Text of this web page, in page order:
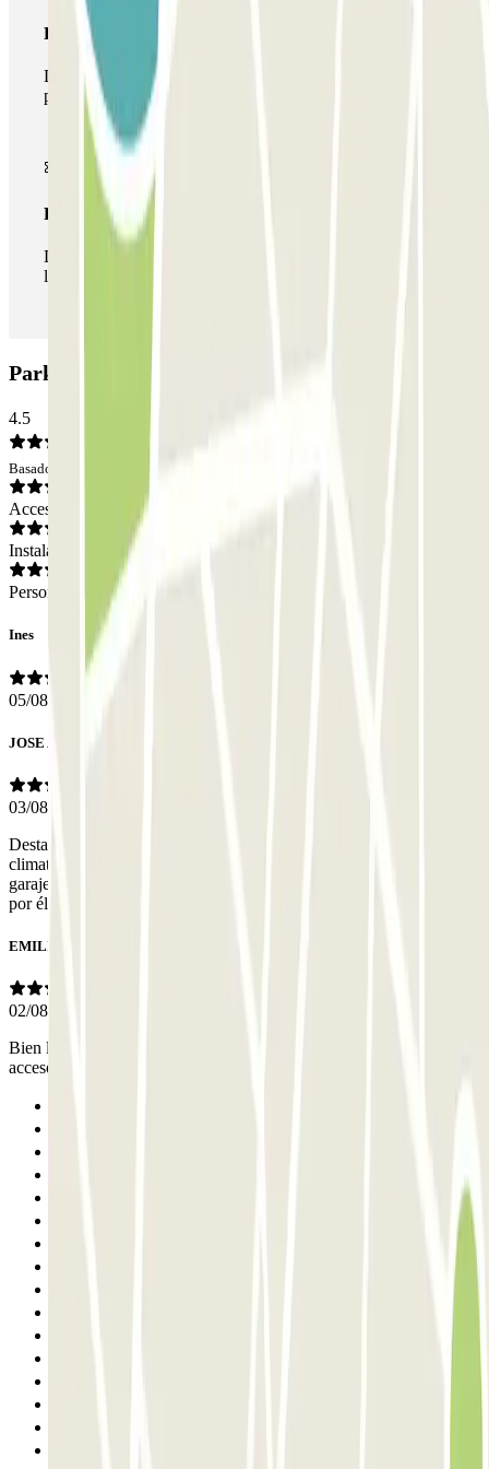
Pase multiparking
Durante tu estancia podrás hacer uso de toda la red de
parkings de este operador disponibles en Parclick.
Pase ilimitado
Durante tu estancia podrás entrar y salir del parking todas
las veces que quieras.
Parking NN Còrsega: Opiniones
4.5
Basado en 2185 opiniones
Acceso
Instalaciones
Personal
Ines
05/08/2026
JOSE ANTONIO
03/08/2026
Destacaría que lo único que he podido constatar que falla es la
climatización/aireación del parking. Hace un calor excesivo en el
garaje. Deberían mejorar este aspecto sobre todo para poder transitar
por él y para los trabajadores que realizan actividad.
EMILIO
02/08/2026
Bien la situación, la iluminación, el tamaño de las plazas Mal el
acceso entre plantas, muy estrecho y circulando por la izquierda